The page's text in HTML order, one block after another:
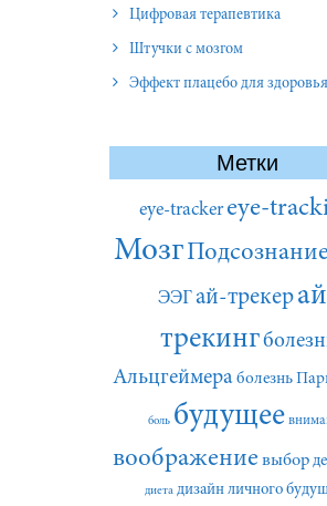
Цифровая терапевтика
Штучки с мозгом
Эффект плацебо для здоровья, успеха и
Метки
eye-tracker eye-
МозгПодсознание
ЭЭГай-трекер
трекинг
Альцгеймера болезнь
боль будущее
воображение выбор
диета дизайн личного